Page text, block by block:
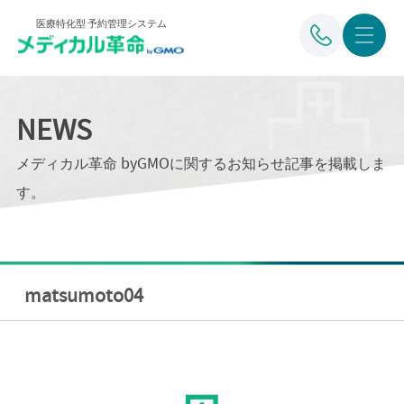
医療特化型 予約管理システム
NEWS
メディカル革命 byGMOに関するお知らせ記事を掲載しま
す。
matsumoto04